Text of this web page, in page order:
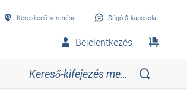
Kereskedő keresése Súgó & kapcsolat
Bejelentkezés